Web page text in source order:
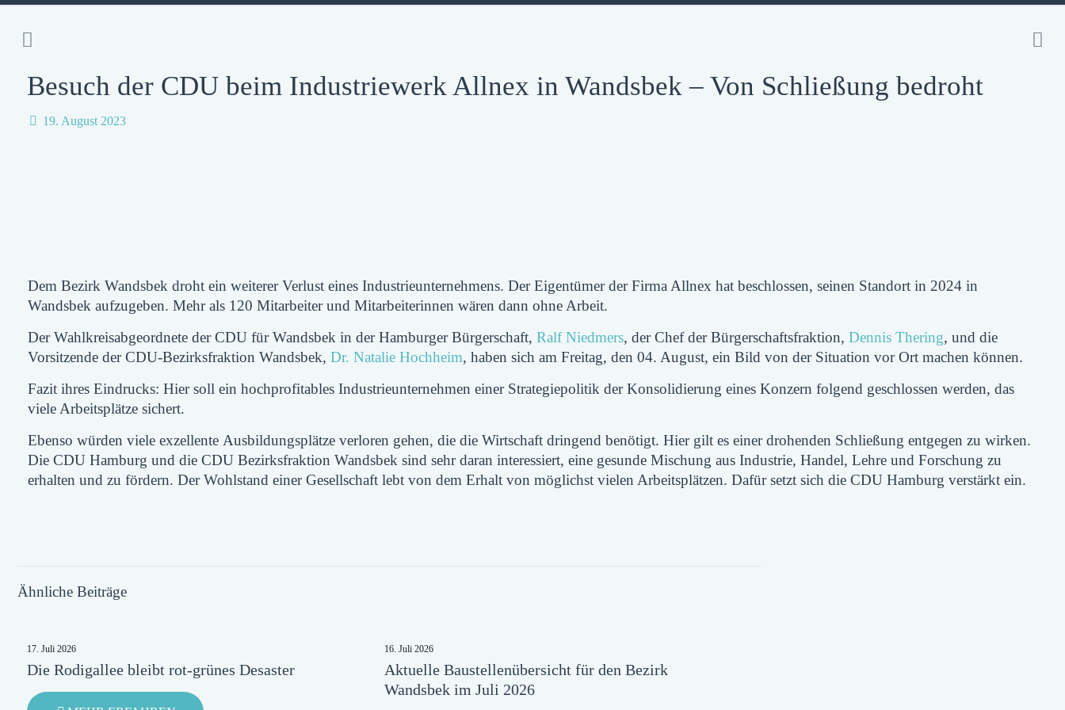
Besuch der CDU beim Industriewerk Allnex in Wandsbek – Von Schließung bedroht
19. August 2023
Dem Bezirk Wandsbek droht ein weiterer Verlust eines Industrieunternehmens. Der Eigentümer der Firma Allnex hat beschlossen, seinen Standort in 2024 in
Wandsbek aufzugeben. Mehr als 120 Mitarbeiter und Mitarbeiterinnen wären dann ohne Arbeit.
Der Wahlkreisabgeordnete der CDU für Wandsbek in der Hamburger Bürgerschaft, Ralf Niedmers, der Chef der Bürgerschaftsfraktion, Dennis Thering, und die
Vorsitzende der CDU-Bezirksfraktion Wandsbek, Dr. Natalie Hochheim, haben sich am Freitag, den 04. August, ein Bild von der Situation vor Ort machen können.
Fazit ihres Eindrucks: Hier soll ein hochprofitables Industrieunternehmen einer Strategiepolitik der Konsolidierung eines Konzern folgend geschlossen werden, das
viele Arbeitsplätze sichert.
Ebenso würden viele exzellente Ausbildungsplätze verloren gehen, die die Wirtschaft dringend benötigt. Hier gilt es einer drohenden Schließung entgegen zu wirken.
Die CDU Hamburg und die CDU Bezirksfraktion Wandsbek sind sehr daran interessiert, eine gesunde Mischung aus Industrie, Handel, Lehre und Forschung zu
erhalten und zu fördern. Der Wohlstand einer Gesellschaft lebt von dem Erhalt von möglichst vielen Arbeitsplätzen. Dafür setzt sich die CDU Hamburg verstärkt ein.
Ähnliche Beiträge
17. Juli 2026
Die Rodigallee bleibt rot-grünes Desaster
16. Juli 2026
Aktuelle Baustellenübersicht für den Bezirk
Wandsbek im Juli 2026